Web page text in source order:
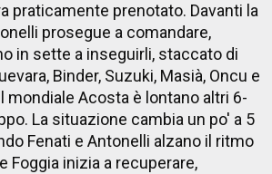
praticamente prenotato. Davanti la
prosegue a comandare,
in sette a inseguirli, staccato di
Binder, Suzuki, Masià, Oncu e
mondiale Acosta è lontano altri 6-
La situazione cambia un po' a 5
Fenati e Antonelli alzano il ritmo
Foggia inizia a recuperare,